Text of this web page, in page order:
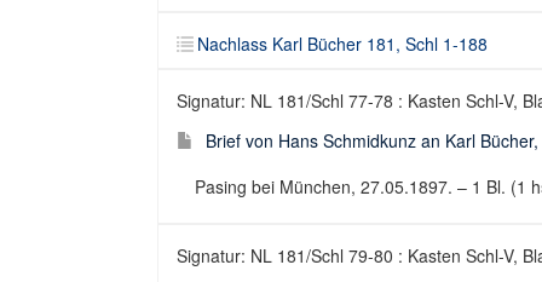
Nachlass Karl Bücher 181, Schl 1-188
Signatur: NL 181/Schl 77-78 : Kasten Schl-V,
Brief von Hans Schmidkunz an Karl
Pasing bei München, 27.05.1897. – 1 Bl. (1
Signatur: NL 181/Schl 79-80 : Kasten Schl-V,